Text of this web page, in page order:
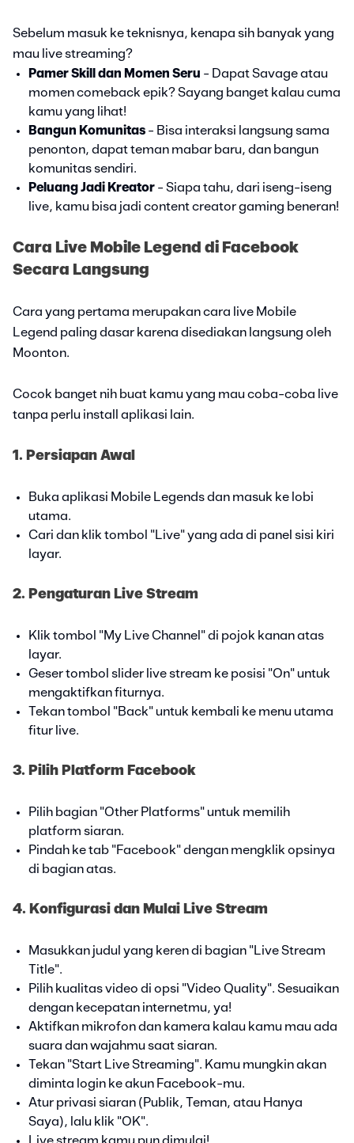
Sebelum masuk ke teknisnya, kenapa sih banyak yang
mau live streaming?
Pamer Skill dan Momen Seru - Dapat Savage atau
momen comeback epik? Sayang banget kalau cuma
kamu yang lihat!
Bangun Komunitas - Bisa interaksi langsung sama
penonton, dapat teman mabar baru, dan bangun
komunitas sendiri.
Peluang Jadi Kreator - Siapa tahu, dari iseng-iseng
live, kamu bisa jadi content creator gaming beneran!
Cara Live Mobile Legend di Facebook
Secara Langsung
Cara yang pertama merupakan cara live Mobile
Legend paling dasar karena disediakan langsung oleh
Moonton.
Cocok banget nih buat kamu yang mau coba-coba live
tanpa perlu install aplikasi lain.
1. Persiapan Awal
Buka aplikasi Mobile Legends dan masuk ke lobi
utama.
Cari dan klik tombol "Live" yang ada di panel sisi kiri
layar.
2. Pengaturan Live Stream
Klik tombol "My Live Channel" di pojok kanan atas
layar.
Geser tombol slider live stream ke posisi "On" untuk
mengaktifkan fiturnya.
Tekan tombol "Back" untuk kembali ke menu utama
fitur live.
3. Pilih Platform Facebook
Pilih bagian "Other Platforms" untuk memilih
platform siaran.
Pindah ke tab "Facebook" dengan mengklik opsinya
di bagian atas.
4. Konfigurasi dan Mulai Live Stream
Masukkan judul yang keren di bagian "Live Stream
Title".
Pilih kualitas video di opsi "Video Quality". Sesuaikan
dengan kecepatan internetmu, ya!
Aktifkan mikrofon dan kamera kalau kamu mau ada
suara dan wajahmu saat siaran.
Tekan "Start Live Streaming". Kamu mungkin akan
diminta login ke akun Facebook-mu.
Atur privasi siaran (Publik, Teman, atau Hanya
Saya), lalu klik "OK".
Live stream kamu pun dimulai!